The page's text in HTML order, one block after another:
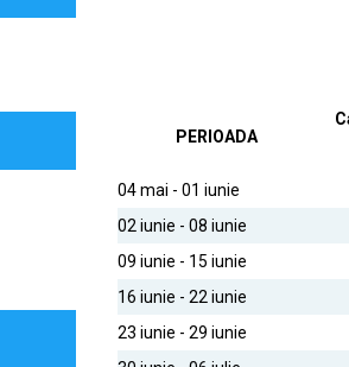
PERIOADA
04 mai - 01 iunie
02 iunie - 08 iunie
09 iunie - 15 iunie
16 iunie - 22 iunie
23 iunie - 29 iunie